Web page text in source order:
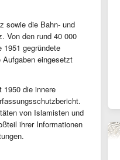
sowie die Bahn- und
Von den rund 40 000
gegründete
eingesetzt
die innere
von Islamisten und
ihrer Informationen